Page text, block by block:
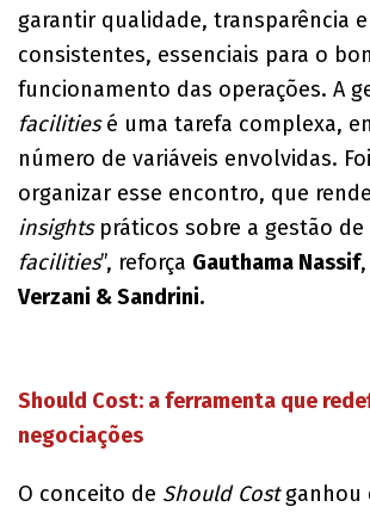
garantir qualidade, transparência
consistentes, essenciais para o
funcionamento das operações. A
facilitiesé uma tarefa complexa,
número de variáveis envolvidas.
organizar esse encontro, que
insights práticos sobre a gestão
facilities”, reforça Gauthama Nassif
Verzani & Sandrini.
Should Cost: a ferramenta que
negociações
O conceito de Should Costganhou